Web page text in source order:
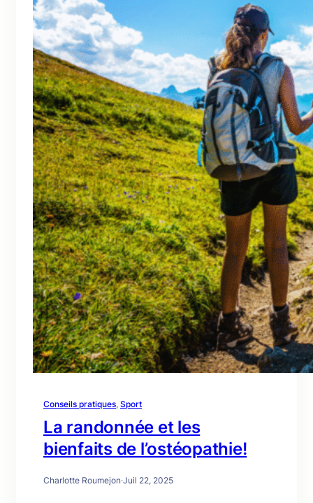
Conseils pratiques, Sport
La randonnée et les
bienfaits de l’ostéopathie!
Charlotte Roumejon·Juil 22, 2025